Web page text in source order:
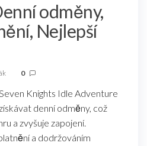
odměny,
Nejlepší
0
Knights Idle Adventure
denní odměny, což
a zvyšuje zapojení.
a dodržováním